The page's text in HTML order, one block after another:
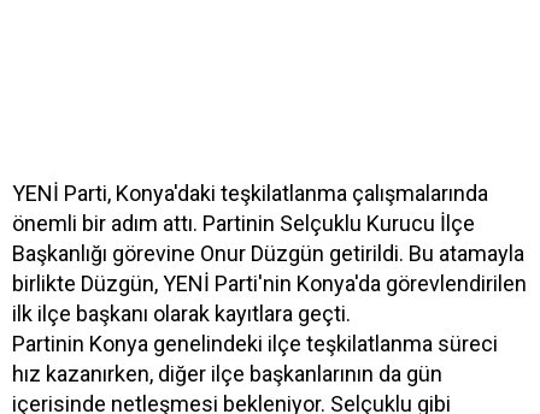
YENİ Parti, Konya'daki teşkilatlanma çalışmalarında
önemli bir adım attı. Partinin Selçuklu Kurucu İlçe
Başkanlığı görevine Onur Düzgün getirildi. Bu atamayla
birlikte Düzgün, YENİ Parti'nin Konya'da görevlendirilen
ilk ilçe başkanı olarak kayıtlara geçti.
Partinin Konya genelindeki ilçe teşkilatlanma süreci
hız kazanırken, diğer ilçe başkanlarının da gün
içerisinde netleşmesi bekleniyor. Selçuklu gibi